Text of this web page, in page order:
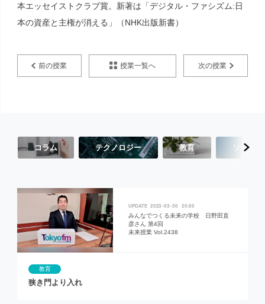
本エッセイストクラブ賞。新著は「デジタル・ファシズム:日
本の資産と主権が消える」（NHK出版新書）
前の授業 授業一覧へ 次の授業
コラム テクノロジー 教育 ソーシャ
2023 03 30 20:00
みんなでつくる未来の学校 日野田直
彦さん 第4回
未来授業 Vol.2438
教育
狭き門より入れ